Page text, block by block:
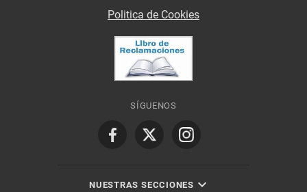
Politica de Cookies
SÍGUENOS
NUESTRAS SECCIONES